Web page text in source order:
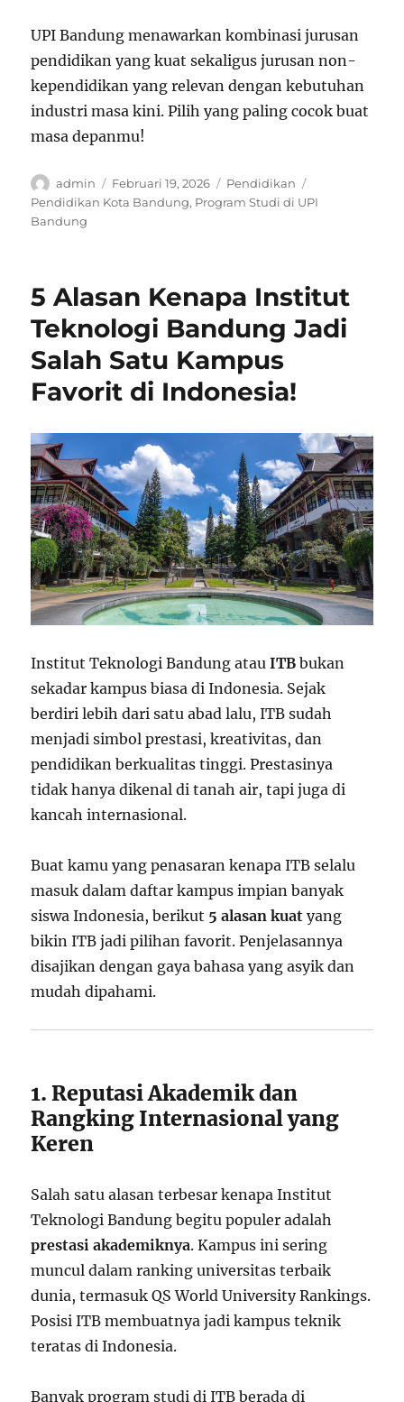
UPI Bandung menawarkan kombinasi jurusan
pendidikan yang kuat sekaligus jurusan non-
kependidikan yang relevan dengan kebutuhan
industri masa kini. Pilih yang paling cocok buat
masa depanmu!
Author
admin
Posted
on
Februari 19, 2026 Categories
Pendidikan
Pendidikan Kota Bandung, Program Studi di UPI
Bandung
5 Alasan Kenapa Institut
Teknologi Bandung Jadi
Salah Satu Kampus
Favorit di Indonesia!
Institut Teknologi Bandung atauITB bukan
sekadar kampus biasa di Indonesia. Sejak
berdiri lebih dari satu abad lalu, ITB sudah
menjadi simbol prestasi, kreativitas, dan
pendidikan berkualitas tinggi. Prestasinya
tidak hanya dikenal di tanah air, tapi juga di
kancah internasional.
Buat kamu yang penasaran kenapa ITB selalu
masuk dalam daftar kampus impian banyak
siswa Indonesia, berikut 5 alasan kuat yang
bikin ITB jadi pilihan favorit. Penjelasannya
disajikan dengan gaya bahasa yang asyik dan
mudah dipahami.
1. Reputasi Akademik dan
Rangking Internasional yang
Keren
Salah satu alasan terbesar kenapa Institut
Teknologi Bandung begitu populer adalah
prestasi akademiknya. Kampus ini sering
muncul dalam ranking universitas terbaik
dunia, termasuk QS World University Rankings.
Posisi ITB membuatnya jadi kampus teknik
teratas di Indonesia.
Banyak program studi di ITB berada di